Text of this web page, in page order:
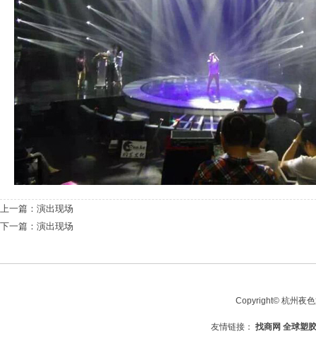
上一篇： 演出现场
下一篇： 演出现场
Copyright© 杭州夜
友情链接： 找商网 全球塑